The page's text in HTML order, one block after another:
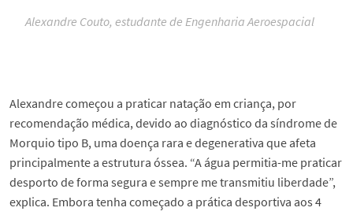
Alexandre Couto, estudante de Engenharia Aeroespacial
Alexandre começou a praticar natação em criança, por
recomendação médica, devido ao diagnóstico da síndrome de
Morquio tipo B, uma doença rara e degenerativa que afeta
principalmente a estrutura óssea. “A água permitia-me praticar
desporto de forma segura e sempre me transmitiu liberdade”,
explica. Embora tenha começado a prática desportiva aos 4